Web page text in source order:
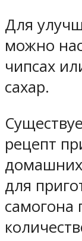
Для
можно
чипсах
сахар.
рецепт
домашних
для
самогона